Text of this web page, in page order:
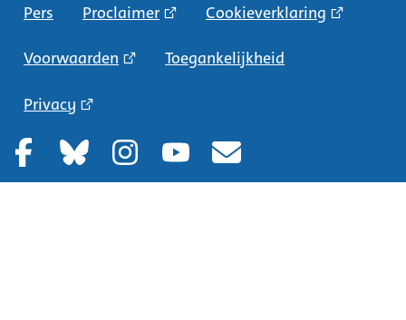
Pers Proclaimer Cookieverklaring
Voorwaarden Toegankelijkheid
Privacy